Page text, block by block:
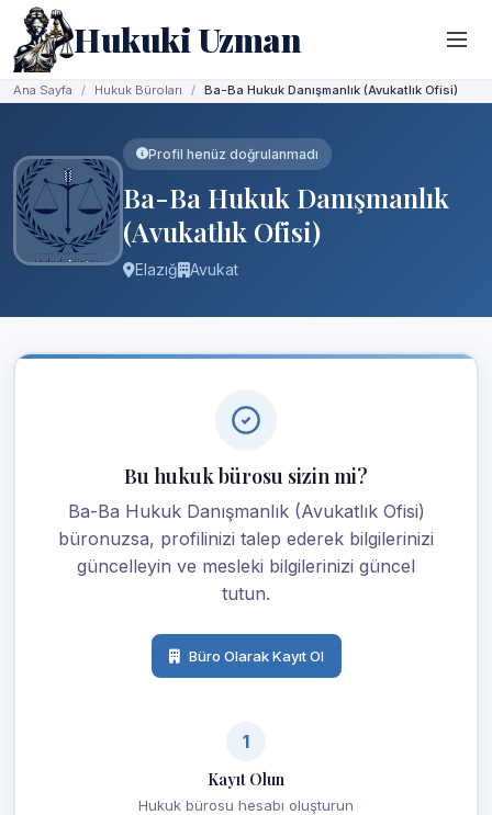
Hukuki Uzman
Ana Sayfa Hukuk Büroları Ba-Ba Hukuk Danışmanlık (Avukatlık Ofisi)
Profil henüz doğrulanmadı
Ba-Ba Hukuk Danışmanlık
(Avukatlık Ofisi)
Elazığ Avukat
Bu hukuk bürosu sizin mi?
Ba-Ba Hukuk Danışmanlık (Avukatlık Ofisi)
büronuzsa, profilinizi talep ederek bilgilerinizi
güncelleyin ve mesleki bilgilerinizi güncel
tutun.
Büro Olarak Kayıt Ol
1
Kayıt Olun
Hukuk bürosu hesabı oluşturun